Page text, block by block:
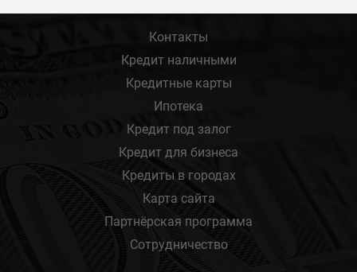
Контакты
Кредит наличными
Кредитные карты
Ипотека
Кредит под залог
Кредит для бизнеса
Кредиты в городах
Карта сайта
Партнёрская программа
Сотрудничество